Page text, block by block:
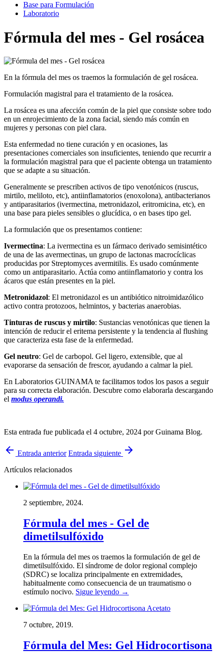
Base para Formulación
Laboratorio
Fórmula del mes - Gel rosácea
En la fórmula del mes os traemos la formulación de gel rosácea.
Formulación magistral para el tratamiento de la rosácea.
La rosácea es una afección común de la piel que consiste sobre todo
en un enrojecimiento de la zona facial, siendo más común en
mujeres y personas con piel clara.
Esta enfermedad no tiene curación y en ocasiones, las
presentaciones comerciales son insuficientes, teniendo que recurrir a
la formulación magistral para que el paciente obtenga un tratamiento
que se adapte a su situación.
Generalmente se prescriben activos de tipo venotónicos (ruscus,
mirtilo, meliloto, etc), antiinflamatorios (enoxolona), antibacterianos
y antiparasitarios (ivermectina, metronidazol, eritromicina, etc), en
una base para pieles sensibles o glucídica, o en bases tipo gel.
La formulación que os presentamos contiene:
Ivermectina: La ivermectina es un fármaco derivado semisintético
de una de las avermectinas, un grupo de lactonas macrocíclicas
producidas por Streptomyces avermitilis. Es usado comúnmente
como un antiparasitario. Actúa como antiinflamatorio y contra los
ácaros que están presentes en la piel.
Metronidazol: El metronidazol es un antibiótico nitroimidazólico
activo contra protozoos, helmintos, y bacterias anaerobias.
Tinturas de ruscus y mirtilo: Sustancias venotónicas que tienen la
intención de reducir el eritema persistente y la tendencia al flushing
que caracteriza esta fase de la enfermedad.
Gel neutro: Gel de carbopol. Gel ligero, extensible, que al
evaporarse da sensación de frescor, ayudando a calmar la piel.
En Laboratorios GUINAMA te facilitamos todos los pasos a seguir
para su correcta elaboración. Descubre como elaborarla descargando
el modus operandi.
Esta entrada fue publicada el 4 octubre, 2024 por Guinama Blog.
arrow_back Entrada anterior Entrada siguiente arrow_forward
Artículos relacionados
2 septiembre, 2024.
Fórmula del mes - Gel de
dimetilsulfóxido
En la fórmula del mes os traemos la formulación de gel de
dimetilsulfóxido. El síndrome de dolor regional complejo
(SDRC) se localiza principalmente en extremidades,
habitualmente como consecuencia de un traumatismo o
estímulo nocivo. Sigue leyendo →
7 octubre, 2019.
Fórmula del Mes: Gel Hidrocortisona